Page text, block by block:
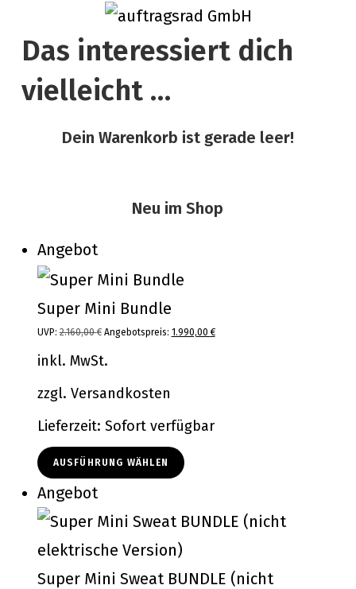
springenDas interessiert dich
vielleicht …
Dein Warenkorb ist gerade leer!
Neu im Shop
AngebotProdukt
Angebot
Super Mini Bundle
UVP: 2.160,00€ Ursprünglicher
2.160,00 €
Angebotspreis: 1.990,00€Aktueller
inkl. MwSt.
zzgl. Versandkosten
Lieferzeit: Sofort verfügbar
AUSFÜHRUNG WÄHLEN
AngebotProdukt
Angebot
Super Mini Sweat BUNDLE (nicht